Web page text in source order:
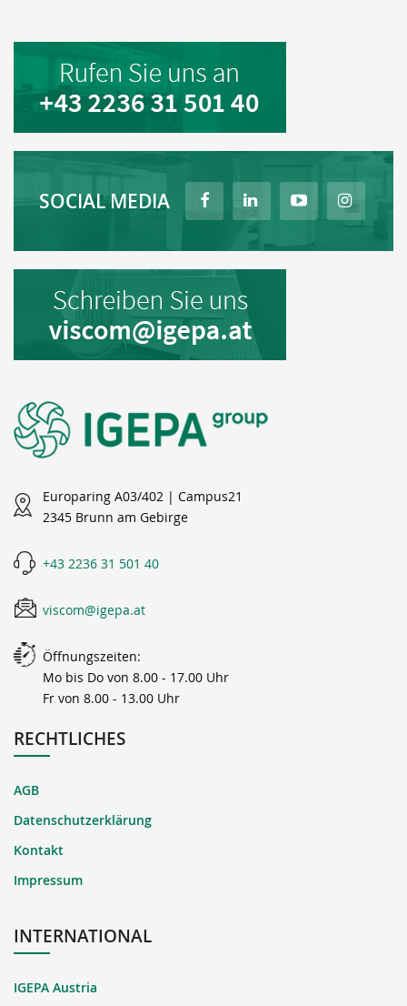
SOCIAL MEDIA
Europaring A03/402 | Campus21
2345 Brunn am Gebirge
+43 2236 31 501 40
viscom@igepa.at
Öffnungszeiten:
Mo bis Do von 8.00 - 17.00 Uhr
Fr von 8.00 - 13.00 Uhr
RECHTLICHES
AGB
Datenschutzerklärung
Kontakt
Impressum
INTERNATIONAL
IGEPA Austria